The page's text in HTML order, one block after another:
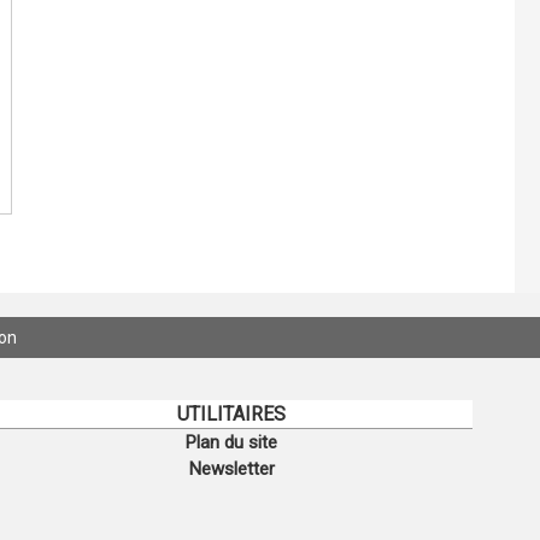
UTILITAIRES
Plan du site
Newsletter